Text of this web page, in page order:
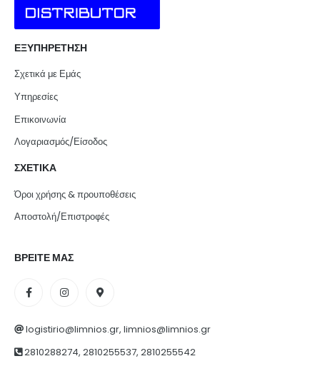
ΕΞΥΠΗΡΕΤΗΣΗ
Σχετικά με Εμάς
Υπηρεσίες
Επικοινωνία
Λογαριασμός/Είσοδος
ΣΧΕΤΙΚΑ
Όροι χρήσης & προυποθέσεις
Αποστολή/Επιστροφές
ΒΡΕΙΤΕ ΜΑΣ
logistirio@limnios.gr, limnios@limnios.gr
2810288274, 2810255537, 2810255542